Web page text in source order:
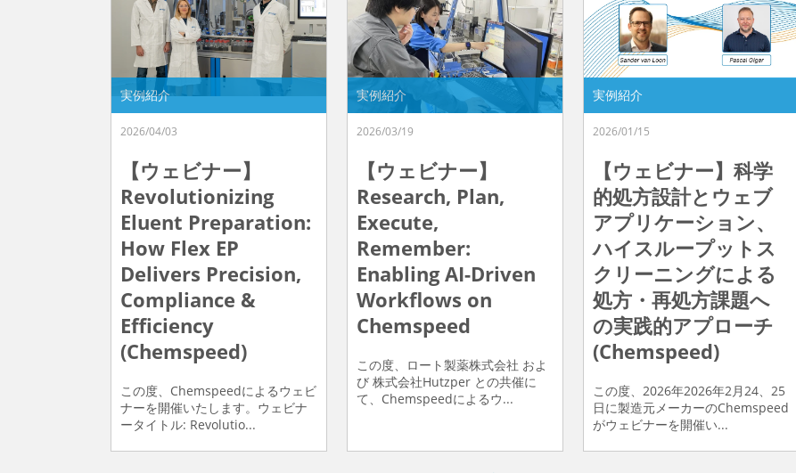
実例紹介
2026/04/03
【ウェビナー】
Revolutionizing
Eluent Preparation:
How Flex EP
Delivers Precision,
Compliance &
Efficiency
(Chemspeed)
この度、Chemspeedによるウェビ
ナーを開催いたします。ウェビナ
ータイトル: Revolutio...
実例紹介
2026/03/19
【ウェビナー】
Research, Plan,
Execute,
Remember:
Enabling AI-Driven
Workflows on
Chemspeed
この度、ロート製薬株式会社 およ
び 株式会社Hutzper との共催に
て、Chemspeedによるウ...
実例紹介
2026/01/15
【ウェビナー】科学
的処方設計とウェブ
アプリケーション、
ハイスループットス
クリーニングによる
処方・再処方課題へ
の実践的アプローチ
(Chemspeed)
この度、2026年2026年2月24、25
日に製造元メーカーのChemspeed
がウェビナーを開催い...